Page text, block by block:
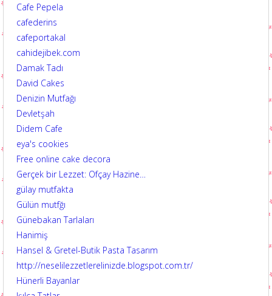
Cafe Pepela
cafederins
cafeportakal
cahidejibek.com
Damak Tadı
David Cakes
Denizin Mutfağı
Devletşah
Didem Cafe
eya's cookies
Free online cake decora
Gerçek bir Lezzet: Ofçay Hazine…
gülay mutfakta
Gülün mutfğı
Günebakan Tarlaları
Hanimiş
Hansel & Gretel-Butik Pasta Tasarım
http://neselilezzetlerelinizde.blogspot.com.tr/
Hünerli Bayanlar